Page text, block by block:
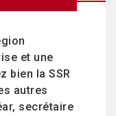
et une
bien la SSR
autres
secrétaire